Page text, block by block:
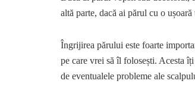
altă parte, dacă ai părul cu o
Îngrijirea părului este foarte
pe care vrei să îl folosești. Acesta
de eventualele probleme ale